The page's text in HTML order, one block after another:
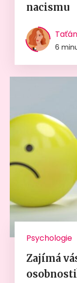
nacismu
6
Psychologie
Zajímá